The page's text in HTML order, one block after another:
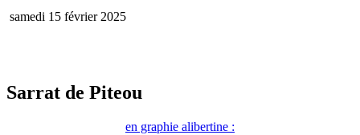
samedi 15 février 2025
Sarrat de Piteou
en graphie alibertine :